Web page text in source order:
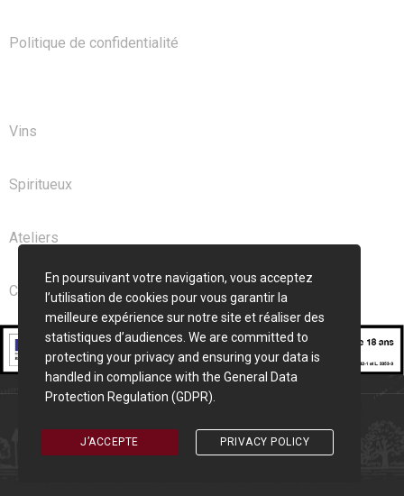
Politique de confidentialité
Vins
Spiritueux
Ateliers
Club
En poursuivant votre navigation, vous acceptez
l’utilisation de cookies pour vous garantir la
meilleure expérience sur notre site et réaliser des
statistiques d’audiences. We are committed to
protecting your privacy and ensuring your data is
handled in compliance with the General Data
Protection Regulation (GDPR)
J’ACCEPTE PRIVACY POLICY